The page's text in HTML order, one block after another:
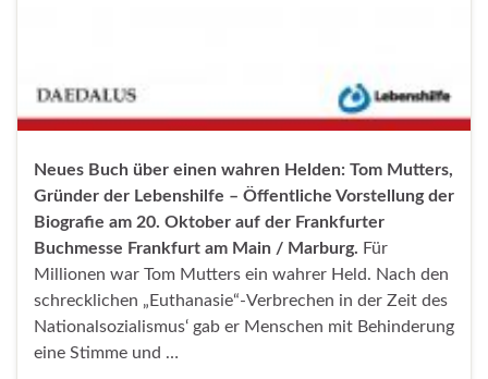
Neues Buch über einen wahren Helden: Tom Mutters,
Gründer der Lebenshilfe – Öffentliche Vorstellung der
Biografie am 20. Oktober auf der Frankfurter
Buchmesse Frankfurt am Main / Marburg. Für
Millionen war Tom Mutters ein wahrer Held. Nach den
schrecklichen „Euthanasie“-Verbrechen in der Zeit des
Nationalsozialismus‘ gab er Menschen mit Behinderung
eine Stimme und …